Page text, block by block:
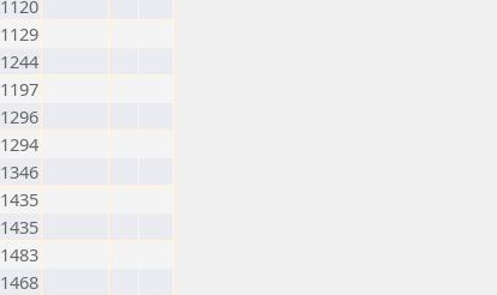
1120
1129
1244
1197
1296
1294
1346
1435
1435
1483
1468